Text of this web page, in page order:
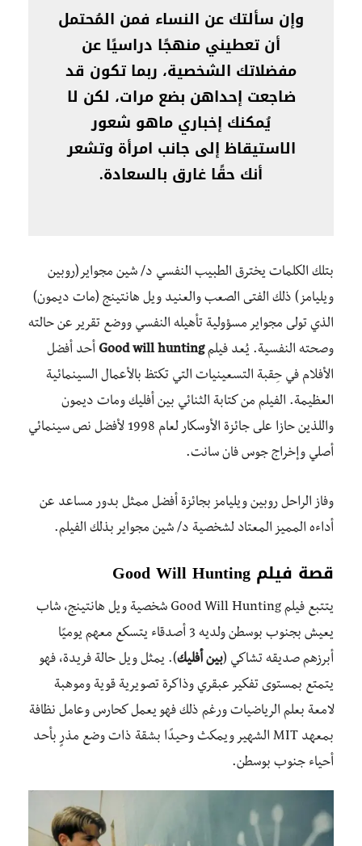
وإن سألتك عن النساء فمن المُحتمل
أن تعطيني منهجًا دراسيًا عن
مفضلاتك الشخصية، ربما تكون قد
ضاجعت إحداهن بضع مرات، لكن لا
يُمكنك إخباري ماهو شعور
الاستيقاظ إلى جانب امرأة وتشعر
أنك حقًا غارق بالسعادة.
بتلك الكلمات يخترق الطبيب النفسي د/ شين مجواير(روبين
ويليامز) ذلك الفتى الصعب والعنيد ويل هانتينج (مات ديمون)
الذي تولى مجواير مسؤولية تأهيله النفسي ووضع تقرير عن حالته
وصحته النفسية. يُعد فيلمGood will hunting أحد أفضل
الأفلام في حِقبة التسعينيات التي تكتظ بالأعمال السينمائية
العظيمة. الفيلم من كتابة الثنائي بين أفليك ومات ديمون
واللذين حازا على جائزة الأوسكار لعام 1998 لأفضل نص سينمائي
أصلي وإخراج جوس فان سانت.
وفاز الراحل روبين ويليامز بجائزة أفضل ممثل بدور مساعد عن
أداءه المميز المعتاد لشخصية د/ شين مجواير بذلك الفيلم.
قصة فيلم Good Will Hunting
يتتبع فيلم Good Will Hunting شخصية ويل هانتينج، شاب
يعيش بجنوب بوسطن ولديه 3 أصدقاء يتسكع معهم يوميًا
أبرزهم صديقه تشاكي (بين أفليك). يمثل ويل حالة فريدة، فهو
يتمتع بمستوى تفكير عبقري وذاكرة تصويرية قوية وموهبة
لامعة بعلم الرياضيات ورغم ذلك فهو يعمل كحارس وعامل نظافة
بمعهد MIT الشهير ويمكث وحيدًا بشقة ذات وضع مذرٍ بأحد
أحياء جنوب بوسطن.